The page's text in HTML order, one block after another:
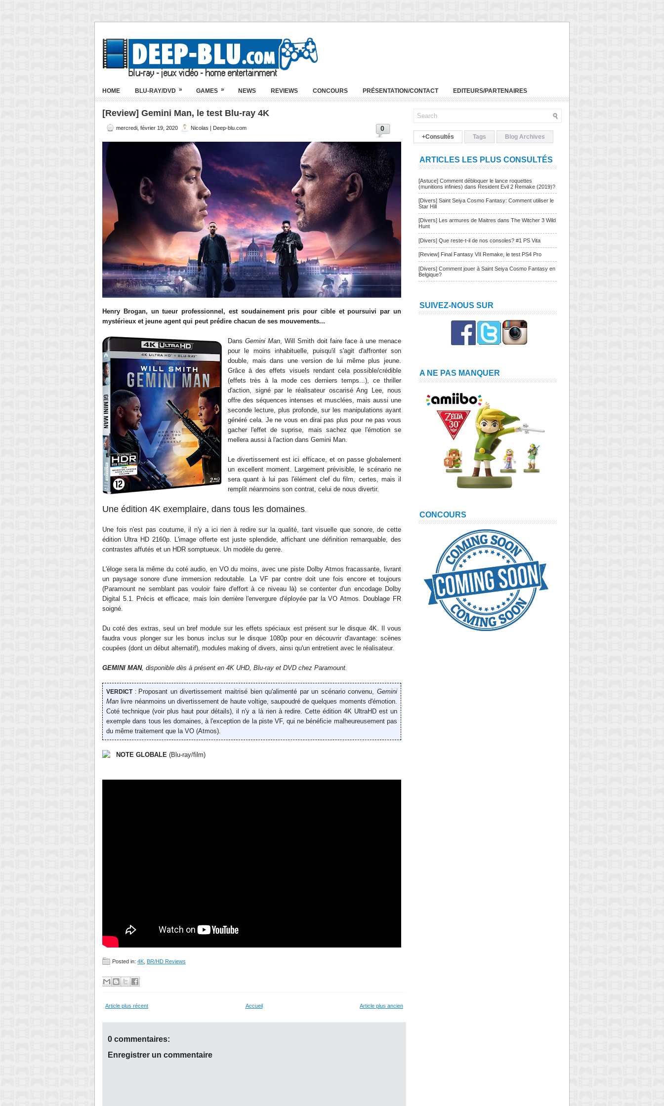
HOME BLU-RAY/DVD » GAMES » NEWS REVIEWS CONCOURS PRÉSENTATION/CONTACT EDITEURS/PARTENAIRES
[Review] Gemini Man, le test Blu-ray 4K
mercredi, février 19, 2020 Nicolas | Deep-blu.com 0
Henry Brogan, un tueur professionnel, est soudainement pris pour cible et poursuivi par un
mystérieux et jeune agent qui peut prédire chacun de ses mouvements...
DansGemini Man, Will Smith doit faire face à une menace
pour le moins inhabituelle, puisqu'il s'agit d'affronter son
double, mais dans une version de lui même plus jeune.
Grâce à des effets visuels rendant cela possible/crédible
(effets très à la mode ces derniers temps...), ce thriller
d'action, signé par le réalisateur oscarisé Ang Lee, nous
offre des séquences intenses et musclées, mais aussi une
seconde lecture, plus profonde, sur les manipulations ayant
généré cela. Je ne vous en dirai pas plus pour ne pas vous
gacher l'effet de suprise, mais sachez que l'émotion se
mellera aussi à l'action dans Gemini Man.
Le divertissement est ici efficace, et on passe globalement
un excellent moment. Largement prévisible, le scénario ne
sera quant à lui pas l'élément clef du film, certes, mais il
remplit néanmoins son contrat, celui de nous divertir.
Une édition 4K exemplaire, dans tous les domaines.
Une fois n'est pas coutume, il n'y a ici rien à redire sur la qualité, tant visuelle que sonore, de cette
édition Ultra HD 2160p. L'image offerte est juste splendide, affichant une définition remarquable, des
contrastes affutés et un HDR somptueux. Un modèle du genre.
L'éloge sera la même du coté audio, en VO du moins, avec une piste Dolby Atmos fracassante, livrant
un paysage sonore d'une immersion redoutable. La VF par contre doit une fois encore et toujours
(Paramount ne semblant pas vouloir faire d'effort à ce niveau là) se contenter d'un encodage Dolby
Digital 5.1. Précis et efficace, mais loin derrière l'envergure d'éployée par la VO Atmos. Doublage FR
soigné.
Du coté des extras, seul un bref module sur les effets spéciaux est présent sur le disque 4K. Il vous
faudra vous plonger sur les bonus inclus sur le disque 1080p pour en découvrir d'avantage: scènes
coupées (dont un début alternatif), modules making of divers, ainsi qu'un entretient avec le réalisateur.
GEMINI MAN, disponible dès à présent en 4K UHD, Blu-ray et DVD chez Paramount.
VERDICT: Proposant un divertissement maitrisé bien qu'alimenté par un scénario convenu, Gemini
Man livre néanmoins un divertissement de haute voltige, saupoudré de quelques moments d'émotion.
Coté technique (voir plus haut pour détails), il n'y a là rien à redire. Cette édition 4K UltraHD est un
exemple dans tous les domaines, à l'exception de la piste VF, qui ne bénéficie malheureusement pas
du même traitement que la VO (Atmos).
NOTE GLOBALE (Blu-ray/film)
Posted in: 4K BR/HD Reviews
Article plus récent Article plus ancien
Accueil
0 commentaires:
Enregistrer un commentaire
+Consultés Tags Blog Archives
ARTICLES LES PLUS CONSULTÉS
[Astuce] Comment débloquer le lance roquettes
(munitions infinies) dans Resident Evil 2 Remake (2019)?
[Divers] Saint Seiya Cosmo Fantasy: Comment utiliser le
Star Hill
[Divers] Les armures de Maitres dans The Witcher 3 Wild
Hunt
[Divers] Que reste-t-il de nos consoles? #1 PS Vita
[Review] Final Fantasy VII Remake, le test PS4 Pro
[Divers] Comment jouer à Saint Seiya Cosmo Fantasy en
Belgique?
SUIVEZ-NOUS SUR
A NE PAS MANQUER
CONCOURS